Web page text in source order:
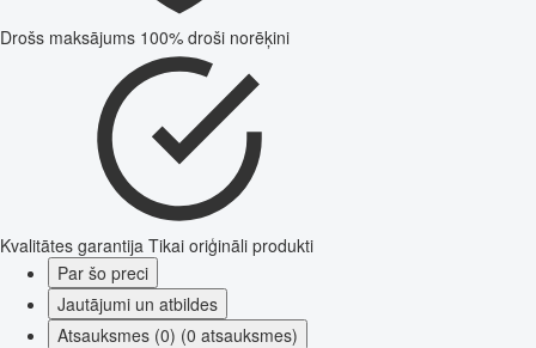
Drošs maksājums 100% droši norēķini
Kvalitātes garantija Tikai oriģināli produkti
Par šo preci
Jautājumi un atbildes
Atsauksmes (0) (0 atsauksmes)